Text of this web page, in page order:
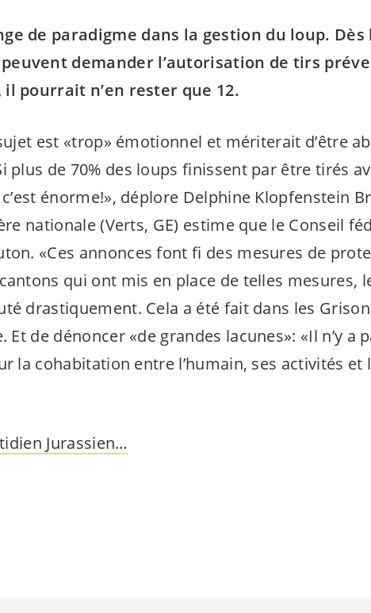
de paradigme dans la gestion du loup. Dès
demander l’autorisation de tirs
pourrait n’en rester que 12.
est «trop» émotionnel et mériterait d’être
plus de 70% des loups finissent par être tirés
énorme!», déplore Delphine Klopfenstein
nationale (Verts, GE) estime que le Conseil
«Ces annonces font fi des mesures de
qui ont mis en place de telles mesures,
drastiquement. Cela a été fait dans les
de dénoncer «de grandes lacunes»: «Il n’y a
la cohabitation entre l’humain, ses activités et
Jurassien…